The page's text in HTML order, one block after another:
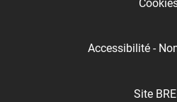
Accessibilité -
Site